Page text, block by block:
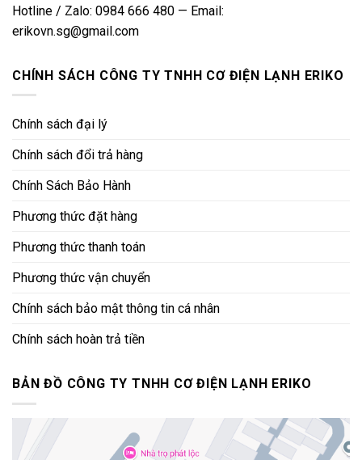
Hotline / Zalo: 0984 666 480 — Email:
erikovn.sg@gmail.com
CHÍNH SÁCH CÔNG TY TNHH CƠ ĐIỆN LẠNH ERIKO
Chính sách đại lý
Chính sách đổi trả hàng
Chính Sách Bảo Hành
Phương thức đặt hàng
Phương thức thanh toán
Phương thức vận chuyển
Chính sách bảo mật thông tin cá nhân
Chính sách hoàn trả tiền
BẢN ĐỒ CÔNG TY TNHH CƠ ĐIỆN LẠNH ERIKO